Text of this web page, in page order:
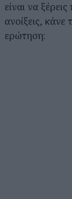
είναι να
ανοίξεις,
ερώτηση: